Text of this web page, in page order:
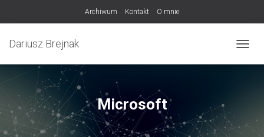
Archiwum Kontakt O mnie
Dariusz Brejnak
Microsoft